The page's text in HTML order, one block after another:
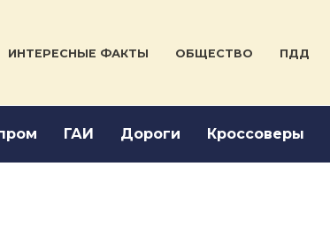
ИНТЕРЕСНЫЕ ФАКТЫ ОБЩЕСТВО ПДД
ГАИ Дороги Кроссоверы